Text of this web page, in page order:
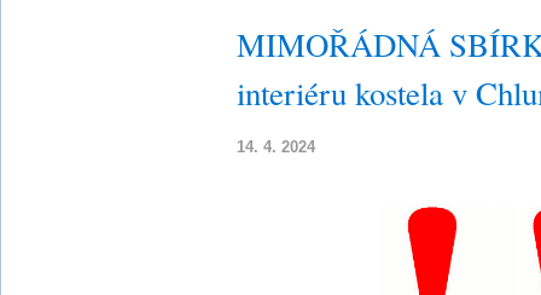
MIMOŘÁDNÁ
interiéru kostela v
14. 4. 2024